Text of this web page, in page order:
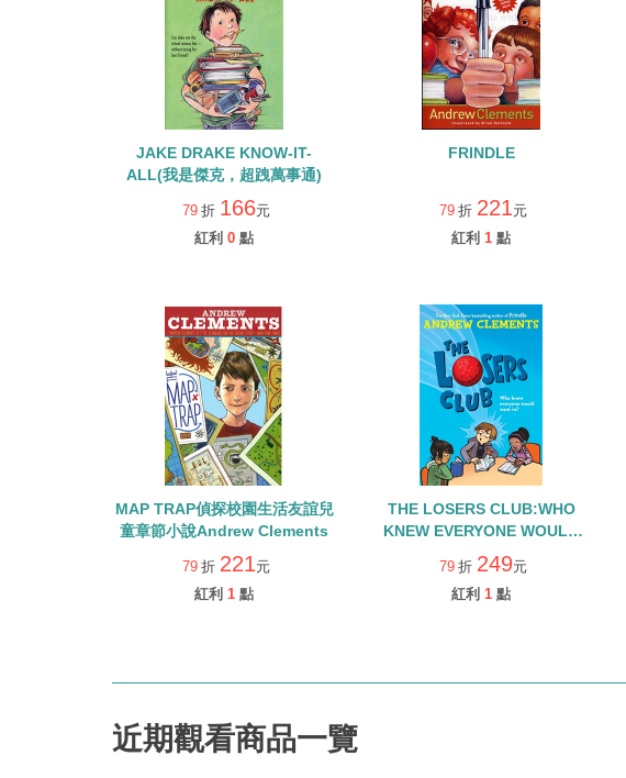
JAKE DRAKE KNOW-IT-
ALL(我是傑克，超跩萬事通)
79 折 166元
紅利 0 點
FRINDLE
79 折 221元
紅利 1 點
MAP TRAP偵探校園生活友誼兒
童章節小說Andrew Clements
79 折 221元
紅利 1 點
THE LOSERS CLUB:WHO
KNEW EVERYONE WOULD
WANT IN?
79 折 249元
紅利 1 點
近期觀看商品一覽